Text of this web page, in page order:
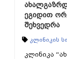
ეგიდით
შეხვედრა
კლინიკის
კლინიკა